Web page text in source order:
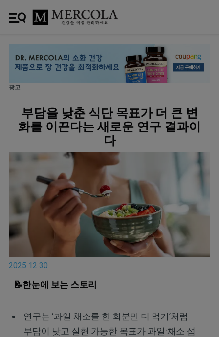
광고
부담을 낮춘 식단 목표가 더 큰 변
화를 이끈다는 새로운 연구 결과이
다
2025 12 30
📝한눈에 보는 스토리
연구는 ‘과일·채소를 한 회분만 더 먹기’처럼
부담이 낮고 실현 가능한 목표가 과일·채소 섭